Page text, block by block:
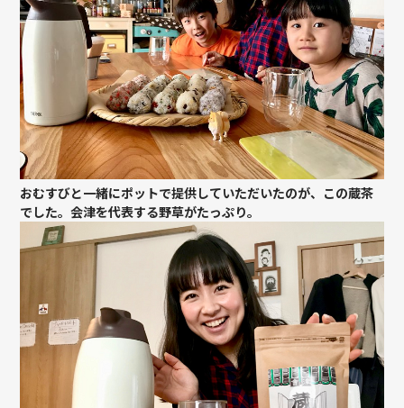
おむすびと一緒にポットで提供していただいたのが、この蔵茶
でした。会津を代表する野草がたっぷり。